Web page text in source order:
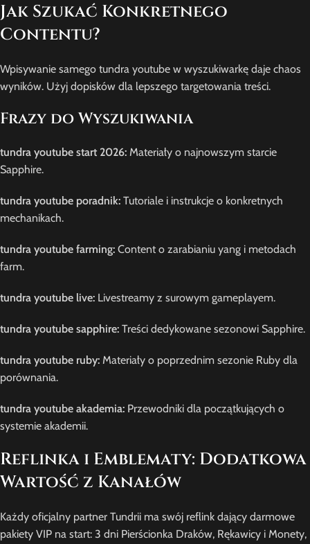
Jak Szukać Konkretnego
Contentu?
Wpisywanie samego tundra youtube w wyszukiwarkę daje chaos
wyników. Użyj dopisków dla lepszego targetowania treści.
Frazy do Wyszukiwania
tundra youtube start 2026: Materiały o najnowszym starcie
Sapphire.
tundra youtube poradnik: Tutoriale i instrukcje o konkretnych
mechanikach.
tundra youtube farming: Content o zarabianiu yang i metodach
farm.
tundra youtube live: Livestreamy z surowym gameplayem.
tundra youtube sapphire: Treści dedykowane sezonowi Sapphire.
tundra youtube ruby: Materiały o poprzednim sezonie Ruby dla
porównania.
tundra youtube akademia: Przewodniki dla początkujących o
systemie akademii.
Reflinka i Emblematy: Dodatkowa
Wartość z Kanałów
Każdy oficjalny partner Tundrii ma swój reflink dający darmowe
pakiety VIP na start: 3 dni Pierścionka Draków, Rękawicy i Monety,